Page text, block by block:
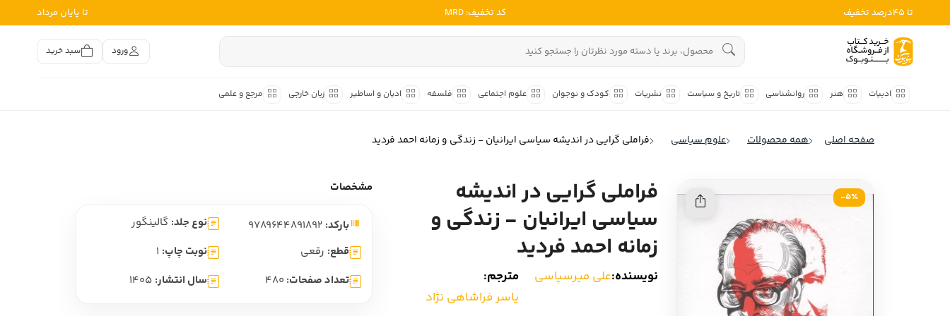
تا 45درصد تخفیف کد تخفیف: MRD تا پایان مرداد
ورود سبد خرید
ادبیات هنر روانشناسی تاریخ و سیاست نشریات کودک و نوجوان علوم اجتماعی فلسفه ادیان و اساطیر زبان خارجی مرجع و علمی
ادبیات ایران
ادبیات انگلیس
ادبیات فرانسه
ادبیات ایتالیا
ادبیات روسیه
ادبیات آمریکای لاتین
داستان کوتاه ایرانی
شعر کهن فارسی
شرح و تفسیر متون کهن
ادبیات
ادبیات ملل
ادبیات انگلیس
ادبیات ایتالیا
ادبیات روسیه
ادبیات آمریکای لاتین
ادبیات آلمان
ادبیات ترکیه
صفحه اصلی همه محصولات علوم سیاسی فراملی گرایی در اندیشه سیاسی ایرانیان - زندگی و زمانه احمد فردید
5٪-
فراملی گرایی در اندیشه
سیاسی ایرانیان - زندگی و
زمانه احمد فردید
نویسنده:علی میرسپاسی
مترجم:
یاسر فراشاهی نژاد
مشخصات
بارکد: نوع جلد: گالینگور
قطع: رقعی نوبت چاپ: 1
تعداد صفحات: 480 سال انتشار: 1405